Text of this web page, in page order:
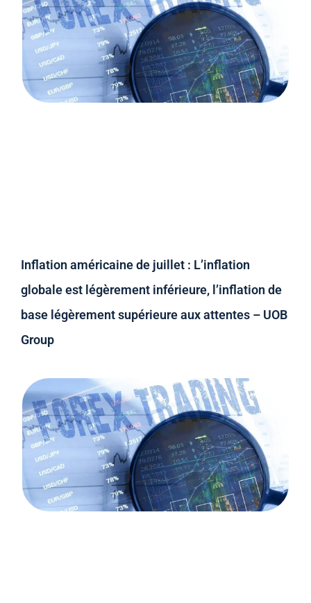
Inflation américaine de juillet : L’inflation
globale est légèrement inférieure, l’inflation de
base légèrement supérieure aux attentes – UOB
Group